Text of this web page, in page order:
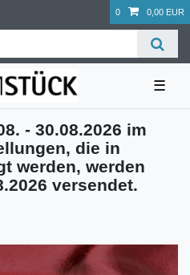
0 0,00 EUR
☰
- 30.08.2026 im
die in
werden, werden
versendet.